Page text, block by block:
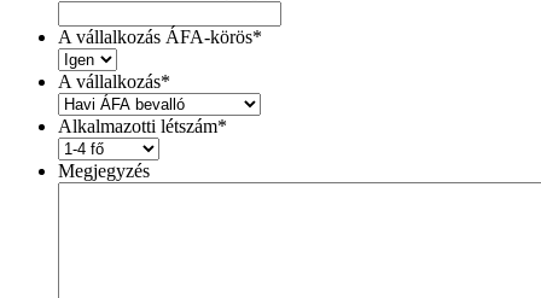
A vállalkozás ÁFA-körös*
A vállalkozás*
Alkalmazotti létszám*
Megjegyzés